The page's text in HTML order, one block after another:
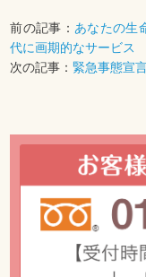
前の記事： あなたの生
代に画期的なサービス
次の記事：緊急事態宣